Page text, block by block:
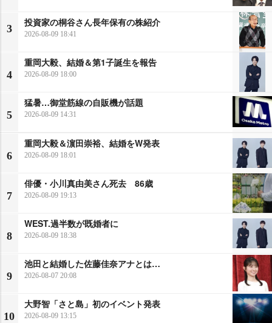
3
投資家の桐谷さん長年保有の株紹介
2026-08-09 18:41
4
重岡大毅、結婚＆第1子誕生を報告
2026-08-09 18:00
5
猛暑…御堂筋線の自販機が話題
2026-08-09 14:31
6
重岡大毅＆濵田崇裕、結婚をW発表
2026-08-09 18:01
7
俳優・小川真由美さん死去 86歳
2026-08-09 19:13
8
WEST.過半数が既婚者に
2026-08-09 18:38
9
池田と結婚した佐藤佳奈アナとは…
2026-08-07 20:08
10
大野智「さと島」初のイベント発表
2026-08-09 13:15